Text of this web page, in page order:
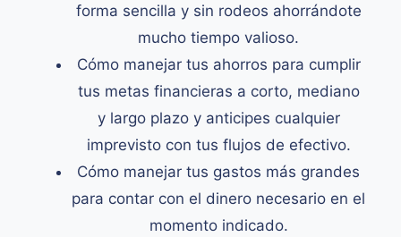
forma sencilla y sin rodeos ahorrándote
mucho tiempo valioso.
Cómo manejar tus ahorros para cumplir
tus metas financieras a corto, mediano
y largo plazo y anticipes cualquier
imprevisto con tus flujos de efectivo.
Cómo manejar tus gastos más grandes
para contar con el dinero necesario en el
momento indicado.